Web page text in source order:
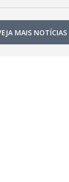
MAIS NOTÍCIAS